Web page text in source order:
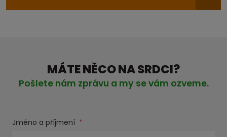
MÁTE NĚCO NA SRDCI?
Pošlete nám zprávu a my se vám ozveme.
Jméno a příjmení *